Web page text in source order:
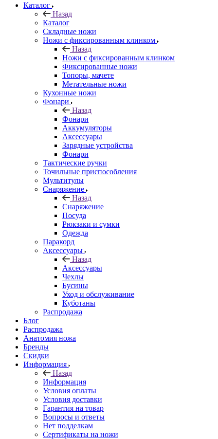
Каталог
Назад
Каталог
Складные ножи
Ножи с фиксированным клинком
Назад
Ножи с фиксированным клинком
Фиксированные ножи
Топоры, мачете
Метательные ножи
Кухонные ножи
Фонари
Назад
Фонари
Аккумуляторы
Аксессуары
Зарядные устройства
Фонари
Тактические ручки
Точильные приспособления
Мультитулы
Снаряжение
Назад
Снаряжение
Посуда
Рюкзаки и сумки
Одежда
Паракорд
Аксессуары
Назад
Аксессуары
Чехлы
Бусины
Уход и обслуживание
Куботаны
Распродажа
Блог
Распродажа
Анатомия ножа
Бренды
Скидки
Информация
Назад
Информация
Условия оплаты
Условия доставки
Гарантия на товар
Вопросы и ответы
Нет подделкам
Сертификаты на ножи